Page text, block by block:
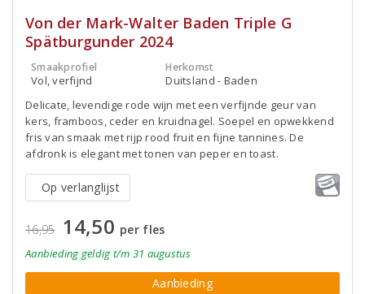
Von der Mark-Walter Baden Triple G
Spätburgunder 2024
Smaakprofiel
Vol, verfijnd
Herkomst
Duitsland - Baden
Delicate, levendige rode wijn met een verfijnde geur van
kers, framboos, ceder en kruidnagel. Soepel en opwekkend
fris van smaak met rijp rood fruit en fijne tannines. De
afdronk is elegant met tonen van peper en toast.
Op verlanglijst
16,95 14,50 per fles
Aanbieding geldig t/m 31 augustus
Aanbieding